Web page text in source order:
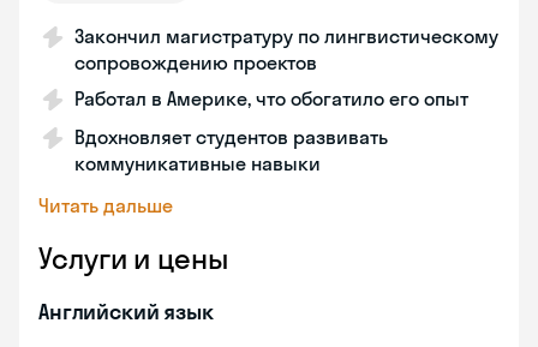
Закончил магистратуру по лингвистическому
сопровождению проектов
Работал в Америке, что обогатило его опыт
Вдохновляет студентов развивать
коммуникативные навыки
Читать дальше
Услуги и цены
Английский язык